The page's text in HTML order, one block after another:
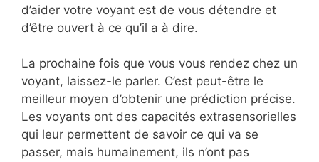
d’aider votre voyant est de vous détendre et
d’être ouvert à ce qu’il a à dire.
La prochaine fois que vous vous rendez chez un
voyant, laissez-le parler. C’est peut-être le
meilleur moyen d’obtenir une prédiction précise.
Les voyants ont des capacités extrasensorielles
qui leur permettent de savoir ce qui va se
passer, mais humainement, ils n’ont pas